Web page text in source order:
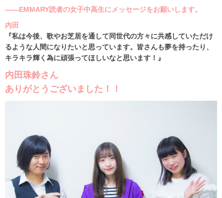
――EMMARY読者の女子中高生にメッセージをお願いします。
内田
『私は今後、歌やお芝居を通して同世代の方々に共感していただけ
るような人間になりたいと思っています。皆さんも夢を持ったり、
キラキラ輝く為に頑張ってほしいなと思います！』
内田珠鈴さん
ありがとうございました！！